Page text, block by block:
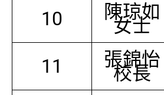
10 陳琼如
女士
11 張錦怡
校長